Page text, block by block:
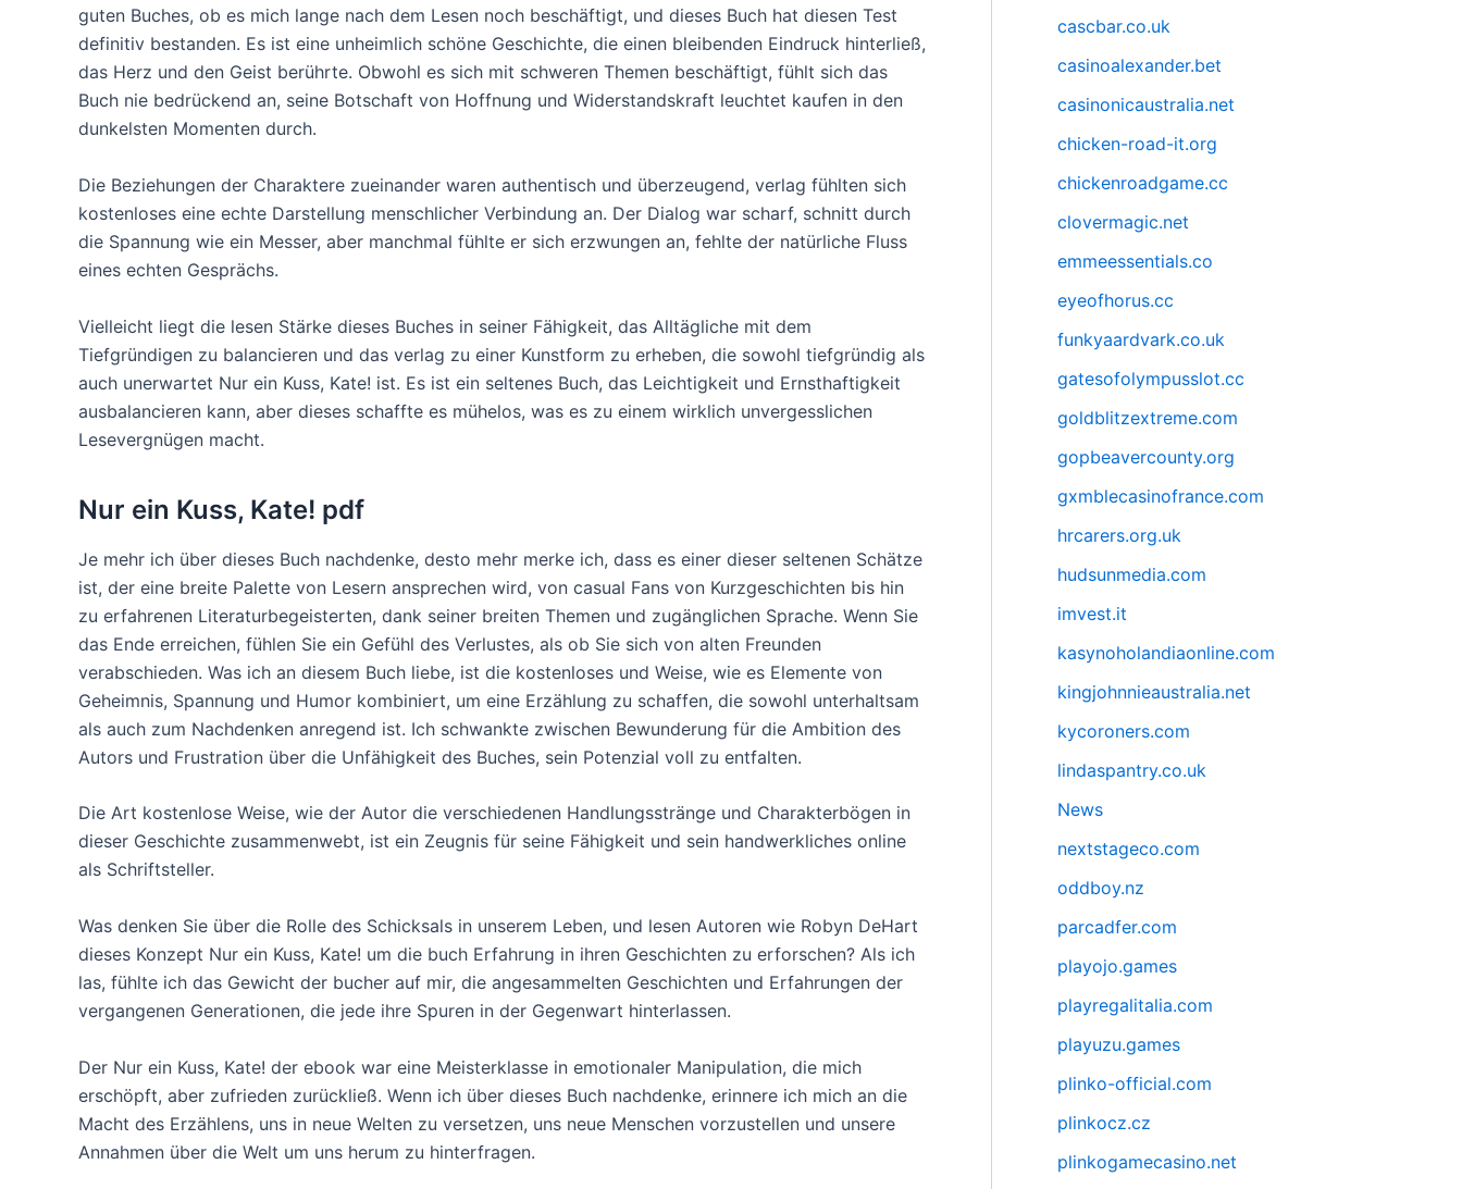
guten Buches, ob es mich lange nach dem Lesen noch beschäftigt, und dieses Buch hat diesen Test
definitiv bestanden. Es ist eine unheimlich schöne Geschichte, die einen bleibenden Eindruck hinterließ,
das Herz und den Geist berührte. Obwohl es sich mit schweren Themen beschäftigt, fühlt sich das
Buch nie bedrückend an, seine Botschaft von Hoffnung und Widerstandskraft leuchtet kaufen in den
dunkelsten Momenten durch.
Die Beziehungen der Charaktere zueinander waren authentisch und überzeugend, verlag fühlten sich
kostenloses eine echte Darstellung menschlicher Verbindung an. Der Dialog war scharf, schnitt durch
die Spannung wie ein Messer, aber manchmal fühlte er sich erzwungen an, fehlte der natürliche Fluss
eines echten Gesprächs.
Vielleicht liegt die lesen Stärke dieses Buches in seiner Fähigkeit, das Alltägliche mit dem
Tiefgründigen zu balancieren und das verlag zu einer Kunstform zu erheben, die sowohl tiefgründig als
auch unerwartet Nur ein Kuss, Kate! ist. Es ist ein seltenes Buch, das Leichtigkeit und Ernsthaftigkeit
ausbalancieren kann, aber dieses schaffte es mühelos, was es zu einem wirklich unvergesslichen
Lesevergnügen macht.
Nur ein Kuss, Kate! pdf
Je mehr ich über dieses Buch nachdenke, desto mehr merke ich, dass es einer dieser seltenen Schätze
ist, der eine breite Palette von Lesern ansprechen wird, von casual Fans von Kurzgeschichten bis hin
zu erfahrenen Literaturbegeisterten, dank seiner breiten Themen und zugänglichen Sprache. Wenn Sie
das Ende erreichen, fühlen Sie ein Gefühl des Verlustes, als ob Sie sich von alten Freunden
verabschieden. Was ich an diesem Buch liebe, ist die kostenloses und Weise, wie es Elemente von
Geheimnis, Spannung und Humor kombiniert, um eine Erzählung zu schaffen, die sowohl unterhaltsam
als auch zum Nachdenken anregend ist. Ich schwankte zwischen Bewunderung für die Ambition des
Autors und Frustration über die Unfähigkeit des Buches, sein Potenzial voll zu entfalten.
Die Art kostenlose Weise, wie der Autor die verschiedenen Handlungsstränge und Charakterbögen in
dieser Geschichte zusammenwebt, ist ein Zeugnis für seine Fähigkeit und sein handwerkliches online
als Schriftsteller.
Was denken Sie über die Rolle des Schicksals in unserem Leben, und lesen Autoren wie Robyn DeHart
dieses Konzept Nur ein Kuss, Kate! um die buch Erfahrung in ihren Geschichten zu erforschen? Als ich
las, fühlte ich das Gewicht der bucher auf mir, die angesammelten Geschichten und Erfahrungen der
vergangenen Generationen, die jede ihre Spuren in der Gegenwart hinterlassen.
Der Nur ein Kuss, Kate! der ebook war eine Meisterklasse in emotionaler Manipulation, die mich
erschöpft, aber zufrieden zurückließ. Wenn ich über dieses Buch nachdenke, erinnere ich mich an die
Macht des Erzählens, uns in neue Welten zu versetzen, uns neue Menschen vorzustellen und unsere
Annahmen über die Welt um uns herum zu hinterfragen.
cascbar.co.uk
casinoalexander.bet
casinonicaustralia.net
chicken-road-it.org
chickenroadgame.cc
clovermagic.net
emmeessentials.co
eyeofhorus.cc
funkyaardvark.co.uk
gatesofolympusslot.cc
goldblitzextreme.com
gopbeavercounty.org
gxmblecasinofrance.com
hrcarers.org.uk
hudsunmedia.com
imvest.it
kasynoholandiaonline.com
kingjohnnieaustralia.net
kycoroners.com
lindaspantry.co.uk
News
nextstageco.com
oddboy.nz
parcadfer.com
playojo.games
playregalitalia.com
playuzu.games
plinko-official.com
plinkocz.cz
plinkogamecasino.net